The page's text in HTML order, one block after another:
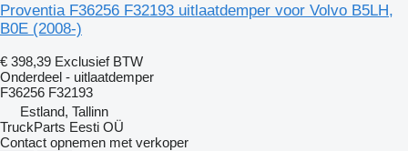
Proventia F36256 F32193 uitlaatdemper voor Volvo B5LH,
B0E (2008-)
€ 398,39 Exclusief BTW
Onderdeel - uitlaatdemper
F36256 F32193
Estland, Tallinn
TruckParts Eesti OÜ
Contact opnemen met verkoper